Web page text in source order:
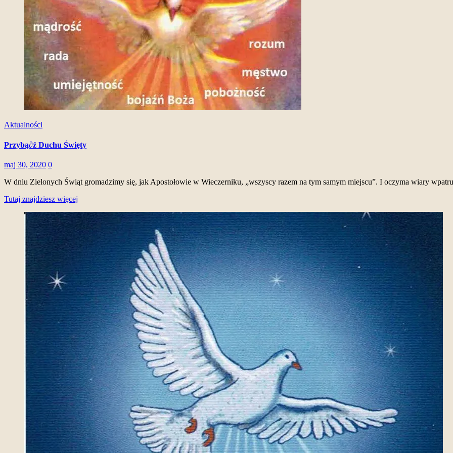
Aktualności
Przybą∂ź Duchu Święty
maj 30, 2020 0
W dniu Zielonych Świąt gromadzimy się, jak Apostołowie w Wieczerniku, „wszyscy razem na tym samym miejscu”. I oczyma wiary
Tutaj znajdziesz więcej